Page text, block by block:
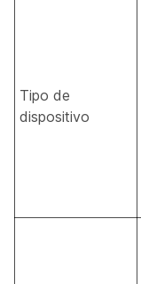
Tipo de
dispositivo